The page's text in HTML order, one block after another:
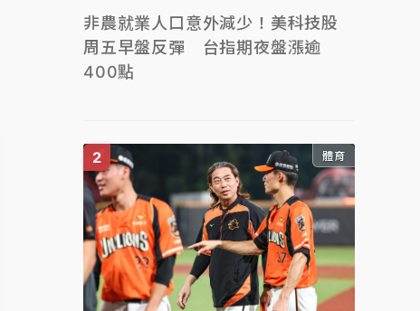
非農就業人口意外減少！美科技股
周五早盤反彈 台指期夜盤漲逾
400點
體育